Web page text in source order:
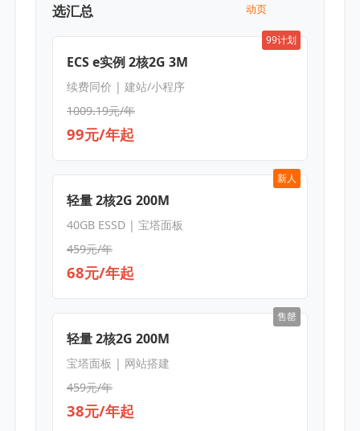
选汇总
动页
99计划
ECS e实例 2核2G 3M
续费同价 | 建站/小程序
1009.19元/年
99元/年起
新人
轻量 2核2G 200M
40GB ESSD | 宝塔面板
459元/年
68元/年起
售罄
轻量 2核2G 200M
宝塔面板 | 网站搭建
459元/年
38元/年起